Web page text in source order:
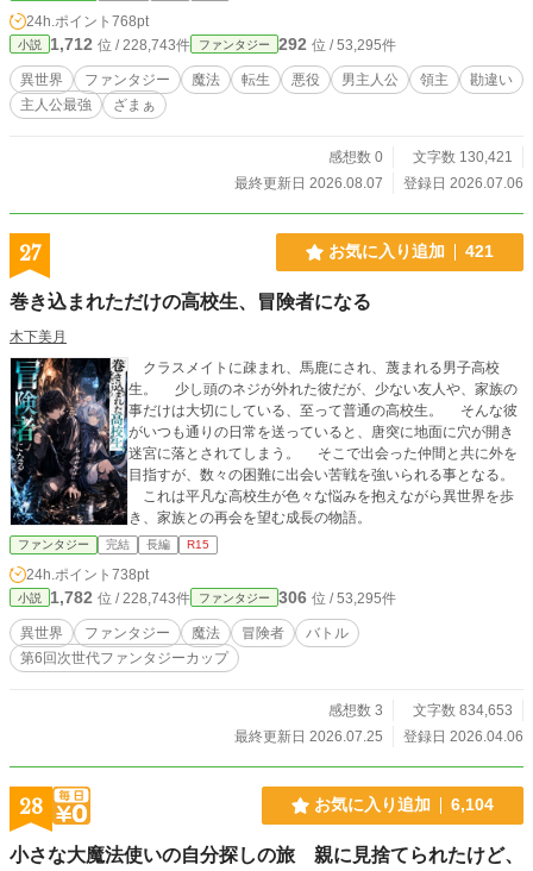
24h.ポイント 768pt
小説 1,712 位 / 228,743件 ファンタジー 292 位 / 53,295件
異世界 ファンタジー 魔法 転生 悪役 男主人公 領主
勘違い
主人公最強
ざまぁ
感想数 0
文字数 130,421
最終更新日 2026.08.07
登録日 2026.07.06
27 お気に入り追加 421
巻き込まれただけの高校生、冒険者になる
木下美月
クラスメイトに疎まれ、馬鹿にされ、蔑まれる男子高校
生。 少し頭のネジが外れた彼だが、少ない友人や、家族の
事だけは大切にしている、至って普通の高校生。 そんな彼
がいつも通りの日常を送っていると、唐突に地面に穴が開き
迷宮に落とされてしまう。 そこで出会った仲間と共に外を
目指すが、数々の困難に出会い苦戦を強いられる事となる。
これは平凡な高校生が色々な悩みを抱えながら異世界を歩
き、家族との再会を望む成長の物語。
ファンタジー 完結 長編 R15
24h.ポイント 738pt
小説 1,782 位 / 228,743件 ファンタジー 306 位 / 53,295件
異世界 ファンタジー 魔法 冒険者
バトル
第6回次世代ファンタジーカップ
感想数 3
文字数 834,653
最終更新日 2026.07.25
登録日 2026.04.06
28 お気に入り追加 6,104
小さな大魔法使いの自分探しの旅 親に見捨てられたけど、